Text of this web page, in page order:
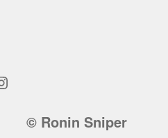
© Ronin Sniper